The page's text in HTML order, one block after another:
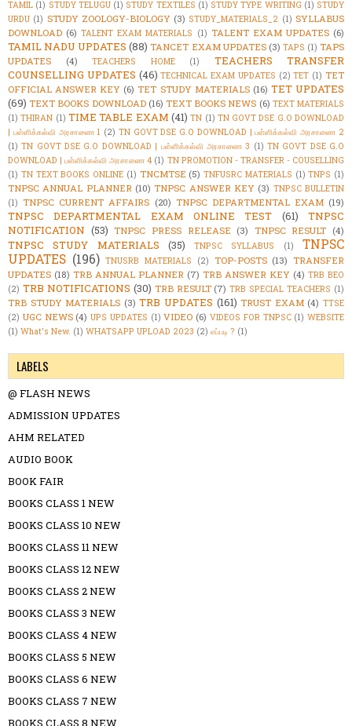
TAMIL (1) STUDY TELUGU (1) STUDY TEXTILES (1) STUDY TYPE WRITING (1) STUDY
URDU (1) STUDY ZOOLOGY-BIOLOGY (3) STUDY_MATERIALS_2 (1) SYLLABUS
DOWNLOAD (6) TALENT EXAM MATERIALS (1) TALENT EXAM UPDATES (6)
TAMIL NADU UPDATES (88) TANCET EXAM UPDATES (3) TAPS (1) TAPS
UPDATES
(4) TEACHERS HOME (1)
TEACHERS TRANSFER
COUNSELLING UPDATES (46) TECHNICAL EXAM UPDATES (2) TET (1) TET
OFFICIAL ANSWER KEY (6) TET STUDY MATERIALS (16) TET UPDATES
(69) TEXT BOOKS DOWNLOAD (16) TEXT BOOKS NEWS (6) TEXT MATERIALS
(1) THIRAN (1) TIME TABLE EXAM (41) TN (1) TN GOVT DSE G.O DOWNLOAD
| பள்ளிக்கல்வி அரசாணை 1 (2) TN GOVT DSE G.O DOWNLOAD | பள்ளிக்கல்வி அரசாணை 2
(1) TN GOVT DSE G.O DOWNLOAD | பள்ளிக்கல்வி அரசாணை 3 (1) TN GOVT DSE G.O
DOWNLOAD | பள்ளிக்கல்வி அரசாணை 4 (1) TN PROMOTION - TRANSFER - COUSELLING
(1) TN TEXT BOOKS ONLINE (1) TNCMTSE (5) TNFUSRC MATERIALS (1) TNPS (1)
TNPSC ANNUAL PLANNER (10) TNPSC ANSWER KEY (3) TNPSC BULLETIN
(1) TNPSC CURRENT AFFAIRS (20) TNPSC DEPARTMENTAL EXAM (19)
TNPSC DEPARTMENTAL EXAM ONLINE TEST (61)
TNPSC
NOTIFICATION (53) TNPSC PRESS RELEASE (3) TNPSC RESULT (4)
TNPSC STUDY MATERIALS (35) TNPSC SYLLABUS (1)
TNPSC
UPDATES (196) TNUSRB MATERIALS (2) TOP-POSTS (13) TRANSFER
UPDATES (18) TRB ANNUAL PLANNER (7) TRB ANSWER KEY (4) TRB BEO
(2) TRB NOTIFICATIONS (30) TRB RESULT (7) TRB SPECIAL TEACHERS (1)
TRB STUDY MATERIALS (3) TRB UPDATES (161) TRUST EXAM (4) TTSE
(2) UGC NEWS (4) UPS UPDATES (1) VIDEO (6) VIDEOS FOR TNPSC (1) WEBSITE
(1) What's New. (1) WHATSAPP UPLOAD 2023 (2) எப்படி ? (1)
LABELS
@ FLASH NEWS
ADMISSION UPDATES
AHM RELATED
AUDIO BOOK
BOOK FAIR
BOOKS CLASS 1 NEW
BOOKS CLASS 10 NEW
BOOKS CLASS 11 NEW
BOOKS CLASS 12 NEW
BOOKS CLASS 2 NEW
BOOKS CLASS 3 NEW
BOOKS CLASS 4 NEW
BOOKS CLASS 5 NEW
BOOKS CLASS 6 NEW
BOOKS CLASS 7 NEW
BOOKS CLASS 8 NEW